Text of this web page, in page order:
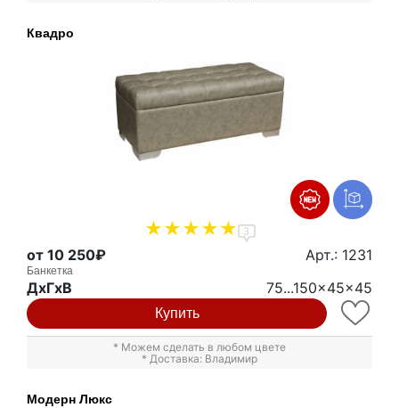
Квадро
3
от 10 250₽ Арт.: 1231
Банкетка
ДxГxВ 75...150x45x45
Купить
* Можем сделать в любом цвете
* Доставка: Владимир
Модерн Люкс